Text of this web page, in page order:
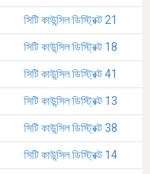
সিটি কাউন্সিল ডিস্ট্রিক্ট 21
সিটি কাউন্সিল ডিস্ট্রিক্ট 18
সিটি কাউন্সিল ডিস্ট্রিক্ট 41
সিটি কাউন্সিল ডিস্ট্রিক্ট 13
সিটি কাউন্সিল ডিস্ট্রিক্ট 38
সিটি কাউন্সিল ডিস্ট্রিক্ট 14